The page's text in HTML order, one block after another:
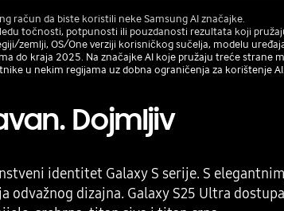
račun da biste koristili neke Samsung AI značajke.
točnosti, potpunosti ili pouzdanosti rezultata koji
zemlji, OS/One verziji korisničkog sučelja, modelu
do kraja 2025. Na značajke AI koje pružaju treće strane
u nekim regijama uz dobna ograničenja za korištenje AI.
Dojmljiv
identitet Galaxy S serije. S
dizajna. Galaxy S25 Ultra